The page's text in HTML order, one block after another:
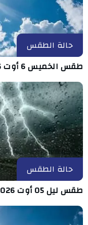
حالة الطقس
طقس الخميس 6 أوت 2026/ الحرارة بين 32 و44
حالة الطقس
طقس ليل 05 أوت 2026.. خلايا رعدية مصحوبة بأمطار